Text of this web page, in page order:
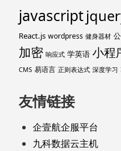
javascript
React.js wordpress 健身器材
加密 响应式 学英语 小程
CMS 易语言 正则表达式 深度学习
友情链接
企壹航企服平台
九科数据云主机